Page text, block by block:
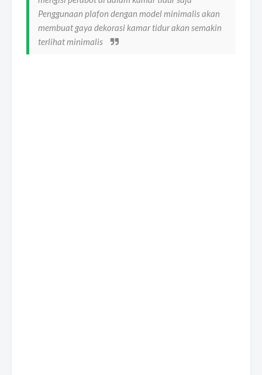
Penggunaan plafon dengan model minimalis akan
membuat gaya dekorasi kamar tidur akan semakin
terlihat minimalis